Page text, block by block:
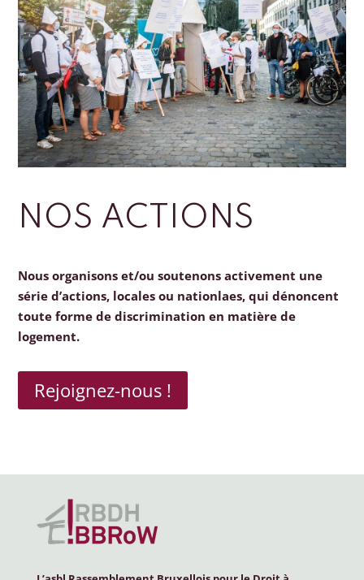
NOS ACTIONS
Nous organisons et/ou soutenons activement une
série d’actions, locales ou nationlaes, qui dénoncent
toute forme de discrimination en matière de
logement.
Rejoignez-nous !